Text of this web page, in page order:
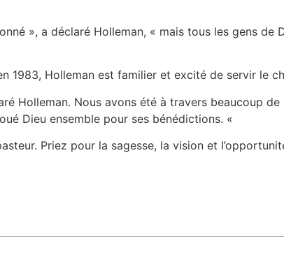
», a déclaré Holleman, « mais tous les gens de
Holleman est familier et excité de servir le
Holleman. Nous avons été à travers beaucoup de
Dieu ensemble pour ses bénédictions. «
Priez pour la sagesse, la vision et